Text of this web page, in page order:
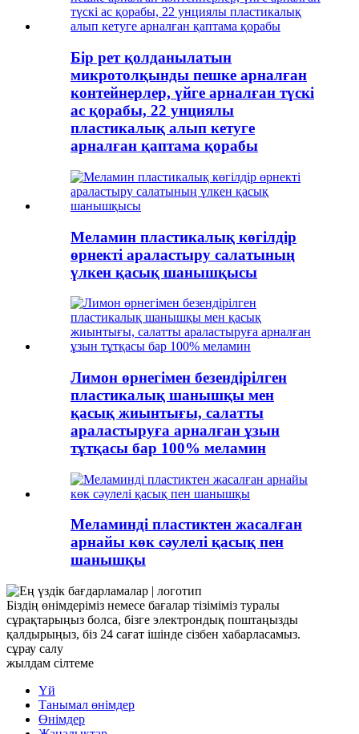
Бір рет қолданылатын
микротолқынды пешке арналған
контейнерлер, үйге арналған түскі
ас қорабы, 22 унциялы
пластикалық алып кетуге
арналған қаптама қорабы
Меламин пластикалық көгілдір
өрнекті араластыру салатының
үлкен қасық шанышқысы
Лимон өрнегімен безендірілген
пластикалық шанышқы мен
қасық жиынтығы, салатты
араластыруға арналған ұзын
тұтқасы бар 100% меламин
Меламинді пластиктен жасалған
арнайы көк сәулелі қасық пен
шанышқы
Біздің өнімдеріміз немесе бағалар тізіміміз туралы
сұрақтарыңыз болса, бізге электрондық поштаңызды
қалдырыңыз, біз 24 сағат ішінде сізбен хабарласамыз.
сұрау салу
жылдам сілтеме
Үй
Танымал өнімдер
Өнімдер